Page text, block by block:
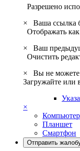
Разрешено
×
Ваша ссылка
Отображать
×
Ваш
Очистить
×
Вы не можете
Загружайте или
×
Компьютер
Планшет
Смартфон
Отправить